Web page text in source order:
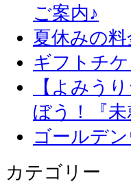
ご案内♪
夏休みの
ギフトチ
【よみう
ぼう！『
ゴールデ
カテゴリー